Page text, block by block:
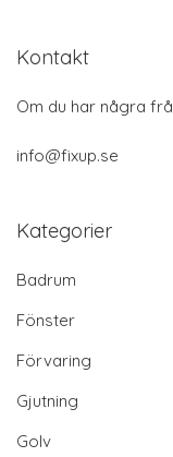
Kontakt
Om du har några
info@fixup.se
Kategorier
Badrum
Fönster
Förvaring
Gjutning
Golv